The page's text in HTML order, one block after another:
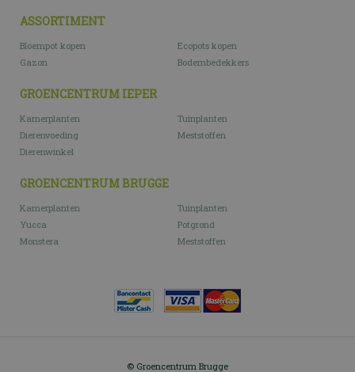
ASSORTIMENT
Bloempot kopen
Ecopots kopen
Gazon
Bodembedekkers
GROENCENTRUM IEPER
Kamerplanten
Tuinplanten
Dierenvoeding
Meststoffen
Dierenwinkel
GROENCENTRUM BRUGGE
Kamerplanten
Tuinplanten
Yucca
Potgrond
Monstera
Meststoffen
© Groencentrum Brugge